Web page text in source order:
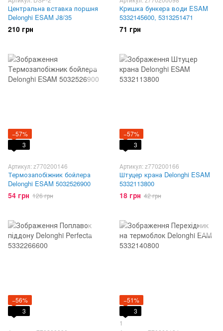
Центральна вставка поршня
Delonghi ESAM J8/35
210 грн
Кришка бункера води ESAM
5332145600, 5313251471
71 грн
−57%
3
Артикул: z770200146
Термозапобіжник бойлера
Delonghi ESAM 5032526900
54 грн 126 грн
−57%
3
Артикул: z770200166
Штуцер крана Delonghi ESAM
5332113800
18 грн 42 грн
−56%
3
−51%
3
1